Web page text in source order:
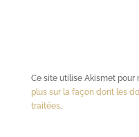
Ce site utilise Akismet pour
plus sur la façon dont les
traitées.